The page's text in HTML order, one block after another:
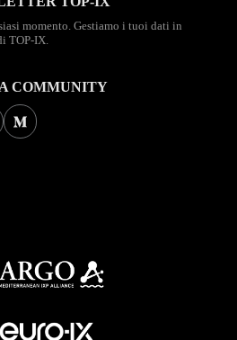
momento. Gestiamo i tuoi dati in
TOP-IX.
COMMUNITY